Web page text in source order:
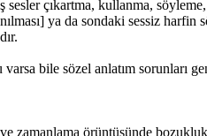
sesler çıkartma, kullanma,
ya da sondaki sessiz harfin
bile sözel anlatım sorunları
zamanlama örüntüsünde